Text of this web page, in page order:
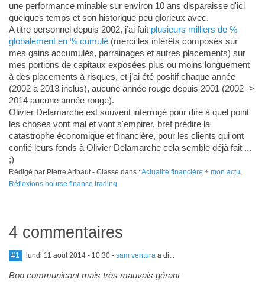
une performance minable sur environ 10 ans disparaisse d'ici
quelques temps et son historique peu glorieux avec.
A titre personnel depuis 2002, j’ai fait plusieurs milliers de %
globalement en % cumulé(merci les intérêts composés sur
mes gains accumulés, parrainages et autres placements) sur
mes portions de capitaux exposées plus ou moins longuement
à des placements à risques, et j’ai été positif chaque année
(2002 à 2013 inclus), aucune année rouge depuis 2001 (2002 ->
2014 aucune année rouge).
Olivier Delamarche est souvent interrogé pour dire à quel point
les choses vont mal et vont s'empirer, bref prédire la
catastrophe économique et financière, pour les clients qui ont
confié leurs fonds à Olivier Delamarche cela semble déjà fait ...
;)
Rédigé par Pierre Aribaut - Classé dans :Actualité financière + mon actu,
Réflexions bourse finance trading
4 commentaires
#1 lundi 11 août 2014 - 10:30- sam venturaa dit :
Bon communicant mais très mauvais gérant